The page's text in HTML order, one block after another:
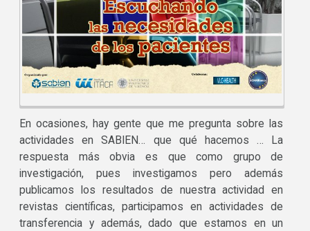
En ocasiones, hay gente que me pregunta sobre las
actividades en SABIEN… que qué hacemos … La
respuesta más obvia es que como grupo de
investigación, pues investigamos pero además
publicamos los resultados de nuestra actividad en
revistas científicas, participamos en actividades de
transferencia y además, dado que estamos en un